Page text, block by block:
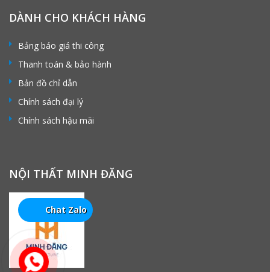
DÀNH CHO KHÁCH HÀNG
Bảng báo giá thi công
Thanh toán & bảo hành
Bản đồ chỉ dẫn
Chính sách đại lý
Chính sách hậu mãi
NỘI THẤT MINH ĐĂNG
Chat Zalo